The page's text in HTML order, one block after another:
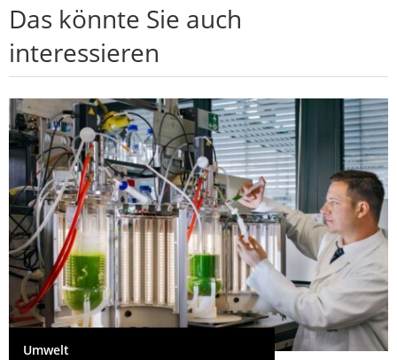
Das könnte Sie auch
interessieren
Umwelt